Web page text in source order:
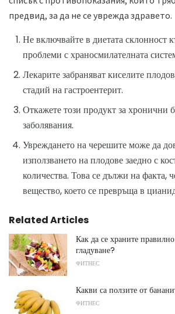
предвид, за да не се уврежда здравето.
Не включвайте в диетата склонност
проблеми с храносмилателната
Лекарите забраняват киселите
стадий на гастроентерит.
Откажете този продукт за хронични
заболявания.
Увреждането на черешите може да
използването на плодове заедно с
количества. Това се дължи на факта,
вещество, което се превръща в
Related Articles
Как да се храните
гладуване?
ФИТНЕС
Какви са ползите от
ФИТНЕС